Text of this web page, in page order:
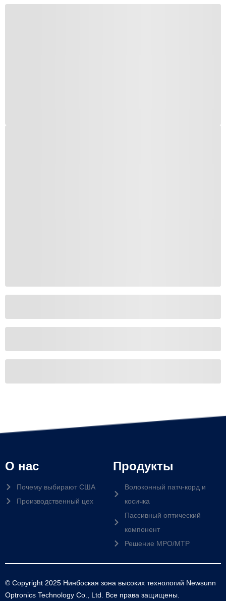
О нас
Почему выбирают США
Производственный цех
Продукты
Волоконный патч-корд и
косичка
Пассивный оптический
компонент
Решение MPO/MTP
© Copyright 2025 Нинбоская зона высоких технологий Newsunn
Optronics Technology Co., Ltd. Все права защищены.